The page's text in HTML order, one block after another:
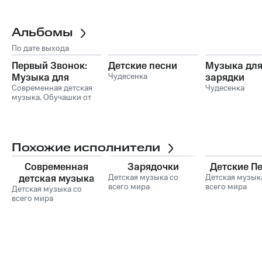
Альбомы
По дате выхода
Первый Звонок:
Музыка для
Школьной
Линейки и 1
Современная детская
музыка,Обучашки от
Детские песни
Чудесенка
Музыка для
зарядки
Чудесенка
Похожие исполнители
Современная
детская музыка
Детская музыка со
всего мира
Зарядочки
Детская музыка со
всего мира
Детские
Детская
всего мира